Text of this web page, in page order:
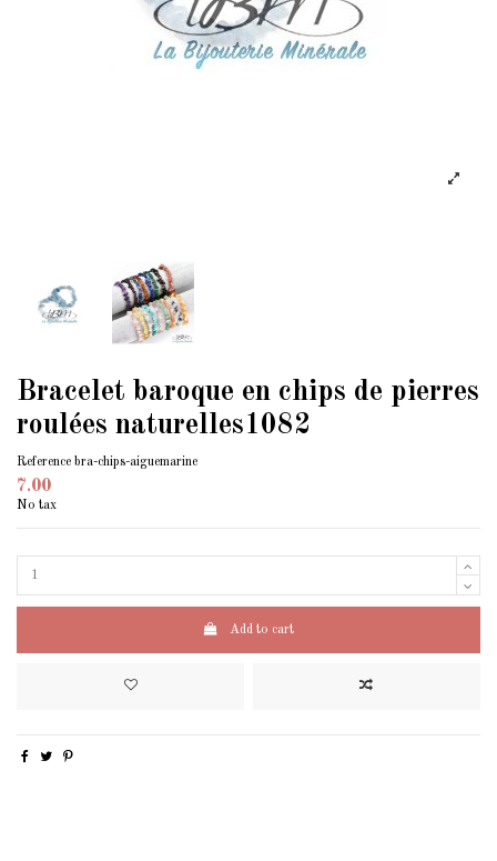
Bracelet baroque en chips de pierres
roulées naturelles1082
Reference bra-chips-aiguemarine
7.00
No tax
Add to cart